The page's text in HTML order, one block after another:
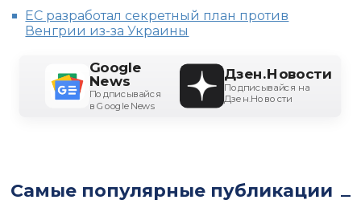
ЕС разработал секретный план против
Венгрии из-за Украины
Google
News
Подписывайся
в Google News
Дзен.Новости
Подписывайся на
Дзен.Новости
Самые популярные публикации